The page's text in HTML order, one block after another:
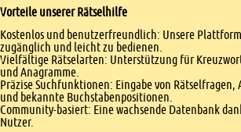
Vorteile unserer Rätselhilfe
Kostenlos und benutzerfreundlich: Unsere
zugänglich und leicht zu bedienen.
Vielfältige Rätselarten: Unterstützung für
und Anagramme.
Präzise Suchfunktionen: Eingabe von Rätselfragen,
und bekannte Buchstabenpositionen.
Community-basiert: Eine wachsende Datenbank
Nutzer.